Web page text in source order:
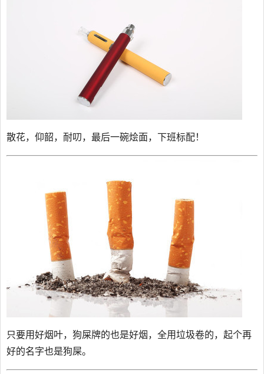
散花，仰韶，耐叨，最后一碗烩面，下班标配！
只要用好烟叶，狗屎牌的也是好烟，全用垃圾卷的，起个再
好的名字也是狗屎。